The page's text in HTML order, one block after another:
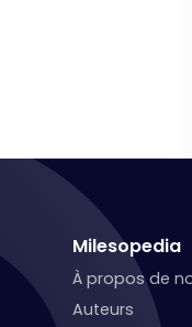
Milesopedia
À propos de
Auteurs